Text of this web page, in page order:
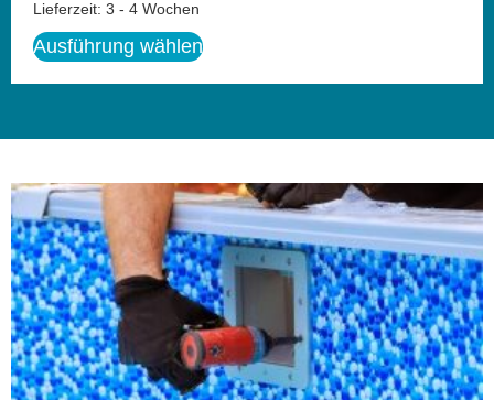
Lieferzeit: 3 - 4 Wochen
Ausführung wählen